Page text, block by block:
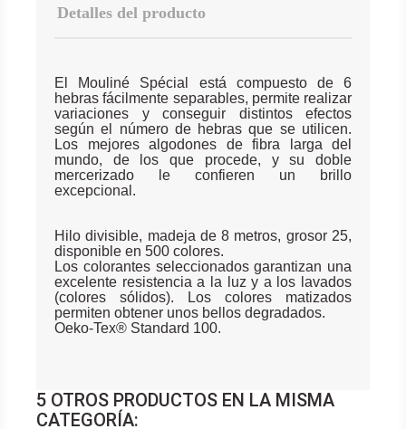
Detalles del producto
El Mouliné Spécial está compuesto de 6
hebras fácilmente separables, permite realizar
variaciones y conseguir distintos efectos
según el número de hebras que se utilicen.
Los mejores algodones de fibra larga del
mundo, de los que procede, y su doble
mercerizado le confieren un brillo
excepcional.
Hilo divisible, madeja de 8 metros, grosor 25,
disponible en 500 colores.
Los colorantes seleccionados garantizan una
excelente resistencia a la luz y a los lavados
(colores sólidos). Los colores matizados
permiten obtener unos bellos degradados.
Oeko-Tex® Standard 100.
5 OTROS PRODUCTOS EN LA MISMA
CATEGORÍA: